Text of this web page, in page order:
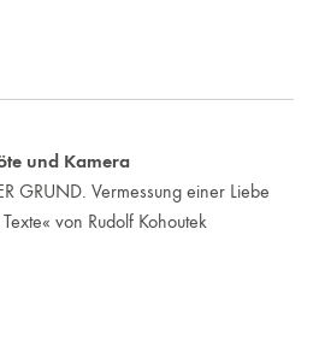
und Kamera
GRUND. Vermessung einer Liebe
von Rudolf Kohoutek